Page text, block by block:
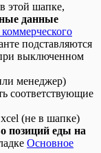
в этой шапке,
данные
подставляются
выключенном
менеджер)
соответствующие
(не в шапке)
позиций еды на
Основное